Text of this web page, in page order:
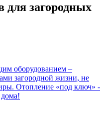
для загородных
оборудованием –
загородной жизни, не
Отопление «под ключ» -